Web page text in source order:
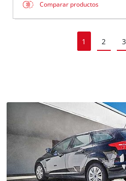
Comparar productos
1 2 3